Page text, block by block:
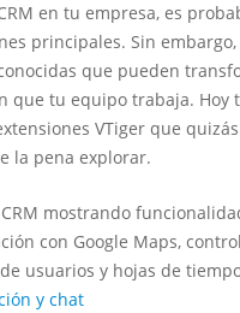
en tu empresa, es
principales. Sin
que pueden
que tu equipo trabaja. Hoy
VTiger que
la pena explorar.
y chat